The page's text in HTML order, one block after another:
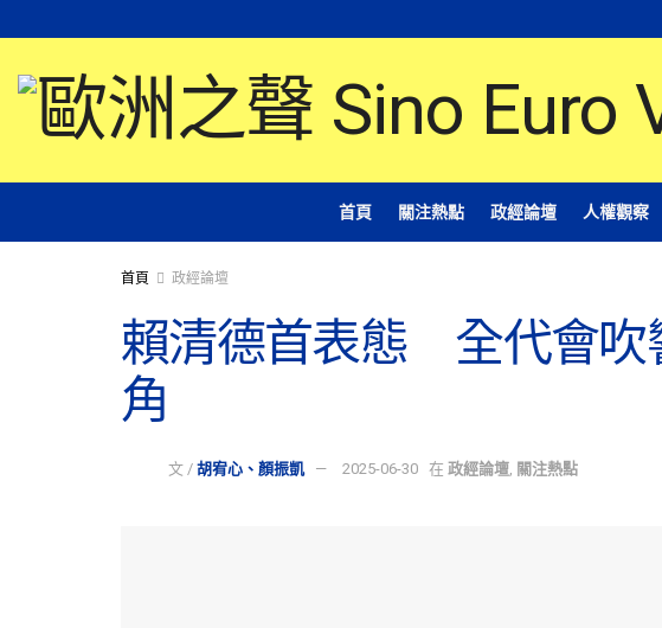
首頁 關注熱點 政經論壇 人權觀察
首頁 政經論壇
賴清德首表態 全代會吹
角
文 / 胡宥心、顏振凱 2025-06-30 在 政經論壇 關注熱點